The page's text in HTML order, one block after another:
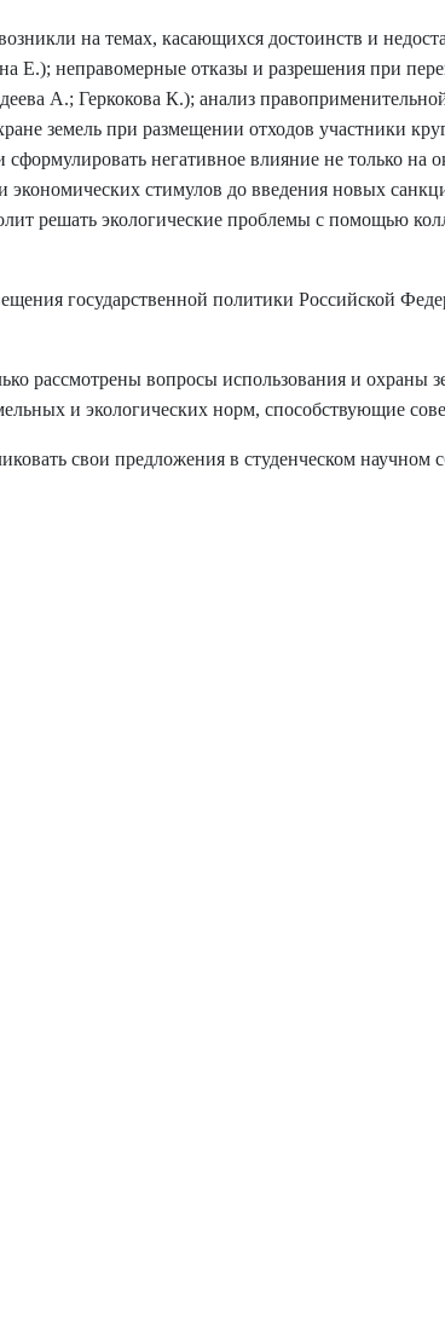
на темах, касающихся достоинств и
Е.); неправомерные отказы и разрешения при
А.; Геркокова К.); анализ
земель при размещении отходов участники
негативное влияние не только
стимулов до введения новых
решать экологические проблемы с помощью
государственной политики Российской
рассмотрены вопросы использования и охраны
и экологических норм, способствующие
свои предложения в студенческом научном